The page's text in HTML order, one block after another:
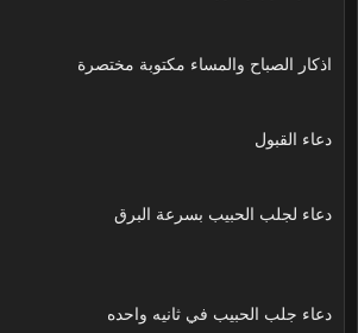
اذكار الصباح والمساء مكتوبة مختصرة
دعاء القبول
دعاء لجلب الحبيب بسرعة البرق
دعاء جلب الحبيب في ثانيه واحده